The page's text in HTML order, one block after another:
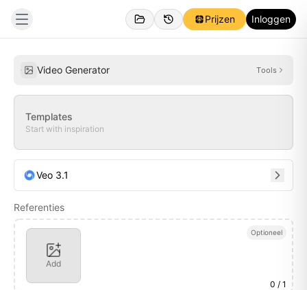
Prijzen Inloggen
Video Generator Tools
Templates
Start with inspiration
Veo 3.1
Referenties
Optioneel
Add
0 / 1